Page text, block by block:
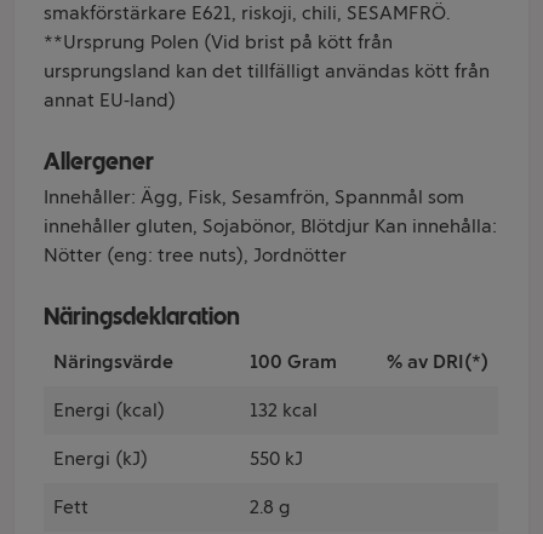
smakförstärkare E621, riskoji, chili, SESAMFRÖ.
**Ursprung Polen (Vid brist på kött från
ursprungsland kan det tillfälligt användas kött från
annat EU‑land)
Allergener
Innehåller: Ägg, Fisk, Sesamfrön, Spannmål som
innehåller gluten, Sojabönor, Blötdjur Kan innehålla:
Nötter (eng: tree nuts), Jordnötter
Näringsdeklaration
Näringsvärde 100 Gram % av DRI(*)
Energi (kcal) 132 kcal
Energi (kJ) 550 kJ
Fett 2.8 g